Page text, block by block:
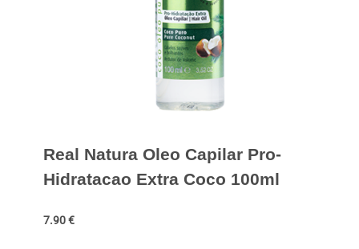
Real Natura Oleo Capilar Pro-
Hidratacao Extra Coco 100ml
7.90€